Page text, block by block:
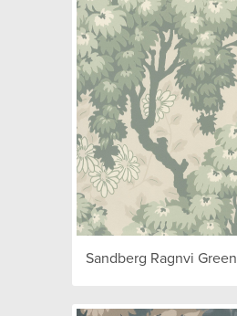
Sandberg Ragnvi Green